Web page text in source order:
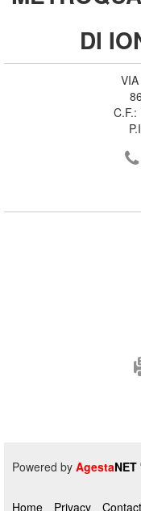
DI
C.F.:
Powered by AgestaNET
Home Privacy